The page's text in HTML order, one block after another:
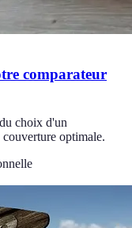
comparateur
choix d'un
optimale.